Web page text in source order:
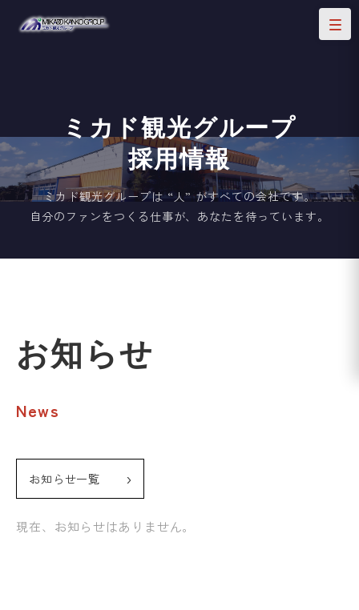
ミカド観光グループ
採用情報
ミカド観光グループは “人” がすべての会社です。
自分のファンをつくる仕事が、あなたを待っています。
お知らせ
News
お知らせ一覧
現在、お知らせはありません。